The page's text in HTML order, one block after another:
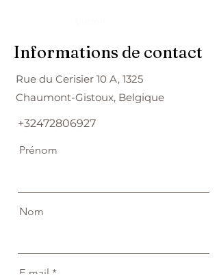
Informations de contact
Rue du Cerisier 10 A, 1325
Chaumont-Gistoux, Belgique
+32472806927
Prénom
Nom
E-mail